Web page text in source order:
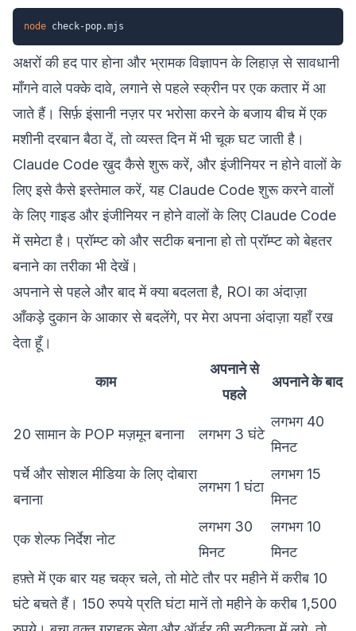
node
अक्षरों की हद पार होना और भ्रामक विज्ञापन के लिहाज़ से सावधानी
माँगने वाले पक्के दावे, लगाने से पहले स्क्रीन पर एक कतार में आ
जाते हैं। सिर्फ़ इंसानी नज़र पर भरोसा करने के बजाय बीच में एक
मशीनी दरबान बैठा दें, तो व्यस्त दिन में भी चूक घट जाती है।
Claude Code ख़ुद कैसे शुरू करें, और इंजीनियर न होने वालों के
लिए इसे कैसे इस्तेमाल करें, यह Claude Code शुरू करने वालों
के लिए गाइडऔरइंजीनियर न होने वालों के लिए Claude Code
में समेटा है। प्रॉम्प्ट को और सटीक बनाना हो तोप्रॉम्प्ट को बेहतर
बनाने का तरीकाभी देखें।
अपनाने से पहले और बाद में क्या बदलता है, ROI का अंदाज़ा
आँकड़े दुकान के आकार से बदलेंगे, पर मेरा अपना अंदाज़ा यहाँ रख
देता हूँ।
काम
अपनाने से
पहले
अपनाने के बाद
20 सामान के POP मज़मून बनाना लगभग 3 घंटे
लगभग 40
मिनट
पर्चे और सोशल मीडिया के लिए दोबारा
बनाना
लगभग 1 घंटा
लगभग 15
मिनट
एक शेल्फ निर्देश नोट
लगभग 30
मिनट
लगभग 10
मिनट
हफ़्ते में एक बार यह चक्र चले, तो मोटे तौर पर महीने में करीब 10
घंटे बचते हैं। 150 रुपये प्रति घंटा मानें तो महीने के करीब 1,500